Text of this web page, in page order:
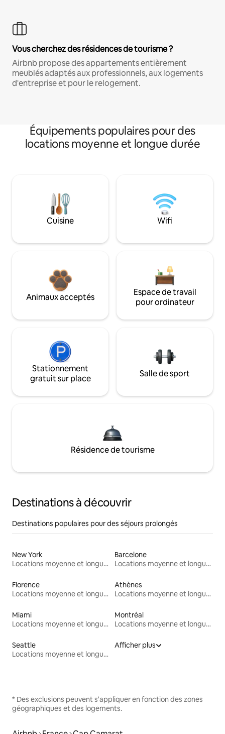
Vous cherchez des résidences de tourisme ?
Airbnb propose des appartements entièrement
meublés adaptés aux professionnels, aux logements
d'entreprise et pour le relogement.
Équipements populaires pour des
locations moyenne et longue durée
Cuisine Wifi
Animaux acceptés
Espace de travail
pour ordinateur
Stationnement
gratuit sur place
Salle de sport
Résidence de tourisme
Destinations à découvrir
Destinations populaires pour des séjours prolongés
New York
Locations moyenne et longue durée
Barcelone
Locations moyenne et longue durée
Florence
Locations moyenne et longue durée
Athènes
Locations moyenne et longue durée
Miami
Locations moyenne et longue durée
Montréal
Locations moyenne et longue durée
Seattle
Locations moyenne et longue durée
Afficher plus
* Des exclusions peuvent s'appliquer en fonction des zones
géographiques et des logements.